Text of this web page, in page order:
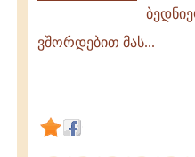
ბედნიერება
ხშირად
ზოგჯერ
კი
ვშორდებით მას...